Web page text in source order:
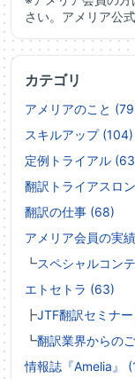
さい。アメリア公
カテゴリ
アメリアのこと
スキルアップ (104)
定例トライアル
翻訳トライアスロ
翻訳の仕事 (68)
アメリア会員の実
┗スペシャルコン
エトセトラ (63)
┣JTF翻訳セミナ
┗翻訳業界からの
情報誌『Amelia』